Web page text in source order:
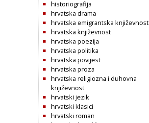
historiografija
hrvatska drama
hrvatska emigrantska književnost
hrvatska književnost
hrvatska poezija
hrvatska politika
hrvatska povijest
hrvatska proza
hrvatska religiozna i duhovna
književnost
hrvatski jezik
hrvatski klasici
hrvatski roman